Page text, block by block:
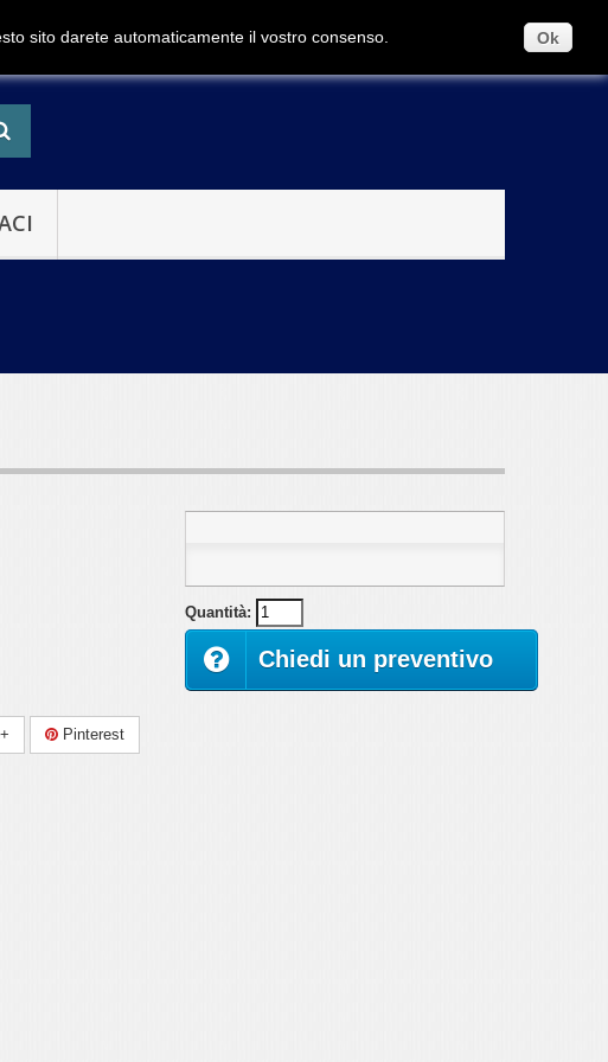
Pinterest
Quantità:
Chiedi un preventivo
sito darete automaticamente il vostro consenso. Ok